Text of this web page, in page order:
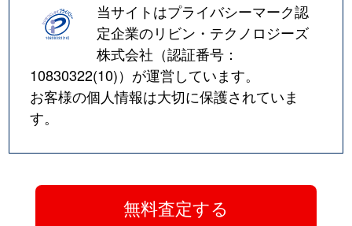
当サイトはプライバシーマーク認
定企業のリビン・テクノロジーズ
株式会社（認証番号：
10830322(10)）が運営しています。
お客様の個人情報は大切に保護されていま
す。